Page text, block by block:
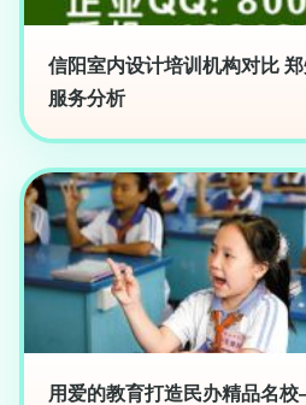
信阳室内设计培训机构对比
服务分析
用爱的教育打造民办精品名